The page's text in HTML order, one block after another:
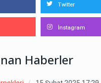
Twitter
İnstagram
Haberler